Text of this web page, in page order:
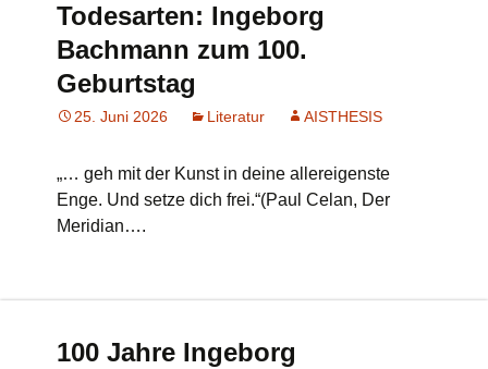
Todesarten: Ingeborg
Bachmann zum 100.
Geburtstag
25. Juni 2026 Literatur AISTHESIS
„… geh mit der Kunst in deine allereigenste
Enge. Und setze dich frei.“(Paul Celan, Der
Meridian….
100 Jahre Ingeborg